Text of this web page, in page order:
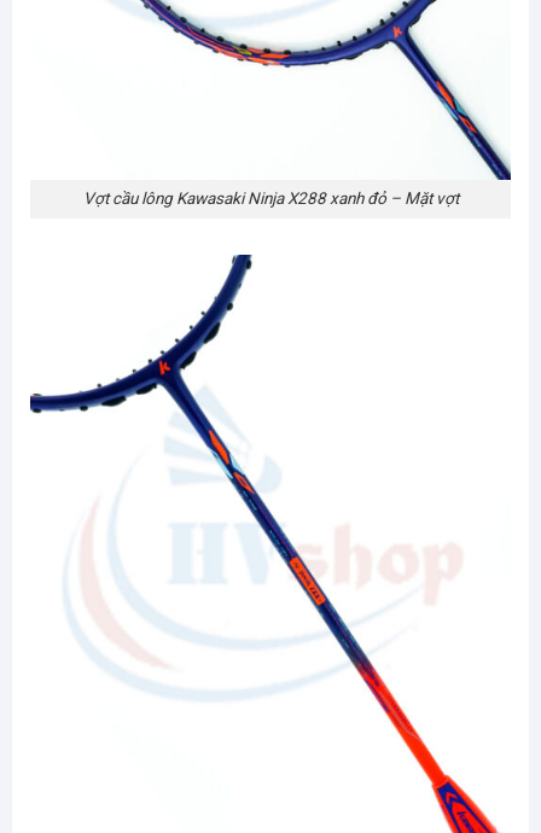
Vợt cầu lông Kawasaki Ninja X288 xanh đỏ – Mặt vợt